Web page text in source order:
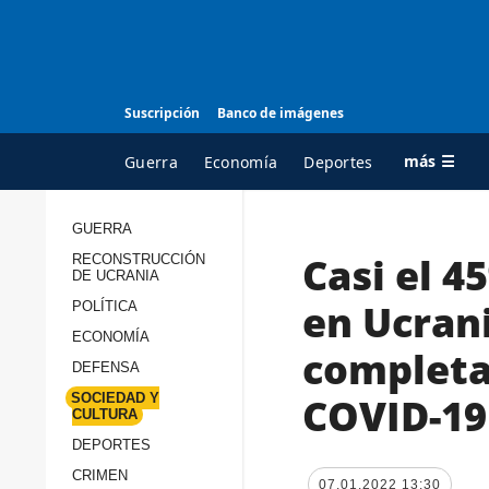
Suscripción Banco de imágenes
Guerra Economía Deportes más ☰
TODAS LAS
Reconstrucción de
GUERRA
RECONSTRUCCIÓN
DE UCRANIA
POLÍTICA
ECONOMÍA
DEFENSA
SOCIEDAD Y
CULTURA
DEPORTES
CRIMEN
Casi el
en
COVID-19
07.01.2022 13:30